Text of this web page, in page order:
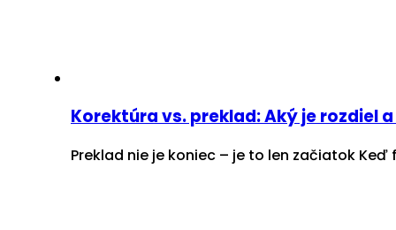
Korektúra vs. preklad: Aký je rozdiel
Preklad nie je koniec – je to len začiatok